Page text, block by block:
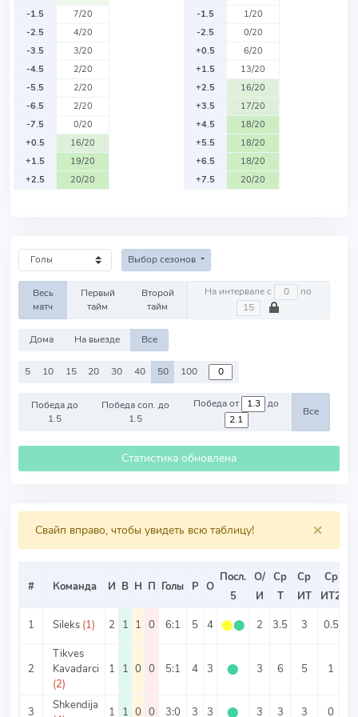
-1.5
7/20
-2.5
4/20
-3.5
3/20
-4.5
2/20
-5.5
2/20
-6.5
2/20
-7.5
0/20
+0.5
16/20
+1.5
19/20
+2.5
20/20
-1.5
1/20
-2.5
0/20
+0.5
6/20
+1.5
13/20
+2.5
16/20
+3.5
17/20
+4.5
18/20
+5.5
18/20
+6.5
18/20
+7.5
20/20
Выбор сезонов
Весь
матч
Первый
тайм
Второй
тайм
На интервале с по
Дома На выезде Все
5 10 15 20 30 40 50 100
Победа до
1.5
Победа соп. до
1.5
Победа от до
Все
Статистика обновлена
×
Свайп вправо, чтобы увидеть всю таблицу!
# Команда И В Н П Голы Р О
Посл.
5
О/
И
Ср
Т
Ср
ИТ
Ср
ИТ2
1
Sileks (1) 2 1 1 0 6:1 5 4 ⬤⬤ 2 3.5 3 0.5
2
Tikves
Kavadarci
(2)
1 1 0 0 5:1 4 3 ⬤ 3 6 5 1
3
Shkendija
1 1 0 0 3:0 3 3 ⬤ 3 3 3 0